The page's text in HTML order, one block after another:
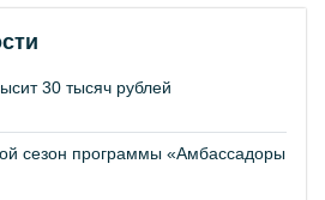
30 тысяч рублей
сезон программы «Амбассадоры